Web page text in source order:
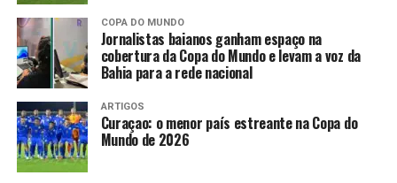
COPA DO MUNDO
Jornalistas baianos ganham espaço na
cobertura da Copa do Mundo e levam a voz da
Bahia para a rede nacional
ARTIGOS
Curaçao: o menor país estreante na Copa do
Mundo de 2026